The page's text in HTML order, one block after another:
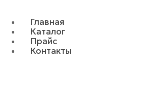
Главная
Каталог
Прайс
Контакты